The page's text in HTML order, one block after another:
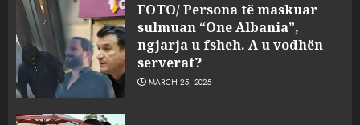
FOTO/ Persona të maskuar
sulmuan “One Albania”,
ngjarja u fsheh. A u vodhën
serverat?
MARCH 25, 2025